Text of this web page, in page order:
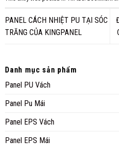
PANEL CÁCH NHIỆT PU TẠI SÓC
TRĂNG CỦA KINGPANEL
Danh mục sản phẩm
Panel PU Vách
Panel Pu Mái
Panel EPS Vách
Panel EPS Mái